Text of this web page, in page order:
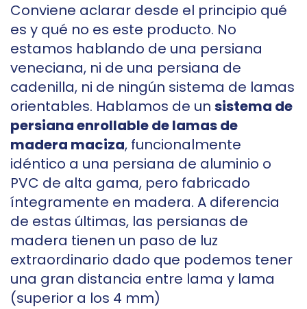
Conviene aclarar desde el principio qué
es y qué no es este producto. No
estamos hablando de una persiana
veneciana, ni de una persiana de
cadenilla, ni de ningún sistema de lamas
orientables. Hablamos de un sistema de
persiana enrollable de lamas de
madera maciza, funcionalmente
idéntico a una persiana de aluminio o
PVC de alta gama, pero fabricado
íntegramente en madera. A diferencia
de estas últimas, las persianas de
madera tienen un paso de luz
extraordinario dado que podemos tener
una gran distancia entre lama y lama
(superior a los 4 mm)